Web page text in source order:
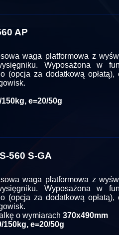
AP
waga platformowa z
Wyposażona w
(opcja za dodatkową
150kg, e=20/50g
560 S-GA
waga platformowa z
Wyposażona w
(opcja za dodatkową
o wymiarach 370x490mm
150kg, e=20/50g